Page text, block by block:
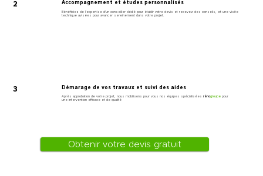
2 Accompagnement et études personnalisés
Bénéficiez de l'expertise d'un conseiller dédié pour établir votre devis et recevez des conseils, et une visite
technique avisées pour avancer sereinement dans votre projet.
3 Démarage de vos travaux et suivi des aides
Après approbation de votre projet, nous mobilisons pour vous nos équipes spécialiséesrénogroupe pour
une intervention efficace et de qualité
Obtenir votre devis gratuit